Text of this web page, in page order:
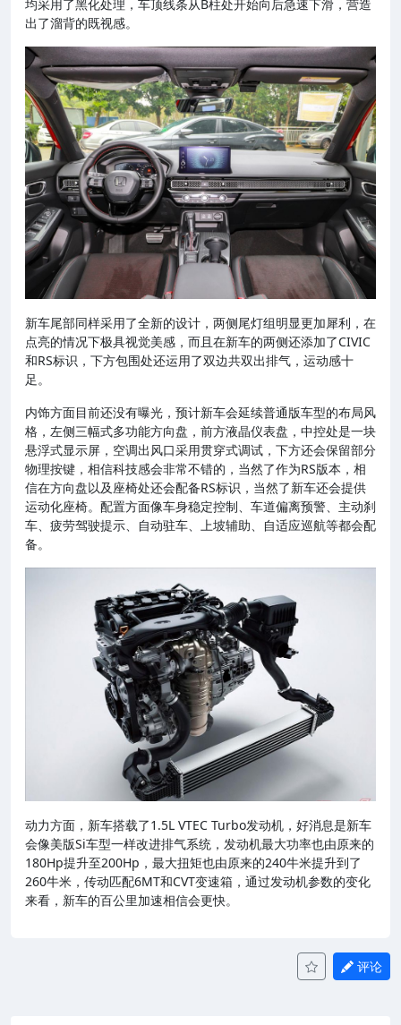
均采用了黑化处理，车顶线条从B柱处开始向后急速下滑，营造
出了溜背的既视感。
新车尾部同样采用了全新的设计，两侧尾灯组明显更加犀利，在
点亮的情况下极具视觉美感，而且在新车的两侧还添加了CIVIC
和RS标识，下方包围处还运用了双边共双出排气，运动感十
足。
内饰方面目前还没有曝光，预计新车会延续普通版车型的布局风
格，左侧三幅式多功能方向盘，前方液晶仪表盘，中控处是一块
悬浮式显示屏，空调出风口采用贯穿式调试，下方还会保留部分
物理按键，相信科技感会非常不错的，当然了作为RS版本，相
信在方向盘以及座椅处还会配备RS标识，当然了新车还会提供
运动化座椅。配置方面像车身稳定控制、车道偏离预警、主动刹
车、疲劳驾驶提示、自动驻车、上坡辅助、自适应巡航等都会配
备。
动力方面，新车搭载了1.5L VTEC Turbo发动机，好消息是新车
会像美版Si车型一样改进排气系统，发动机最大功率也由原来的
180Hp提升至200Hp，最大扭矩也由原来的240牛米提升到了
260牛米，传动匹配6MT和CVT变速箱，通过发动机参数的变化
来看，新车的百公里加速相信会更快。
评论